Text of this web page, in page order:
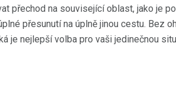
přechod na související oblast, jako je
přesunutí na úplně jinou cestu. Bez
je nejlepší volba pro vaši jedinečnou